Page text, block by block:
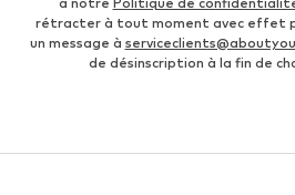
rétracter à tout moment avec effet
un message à
de désinscription à la fin de